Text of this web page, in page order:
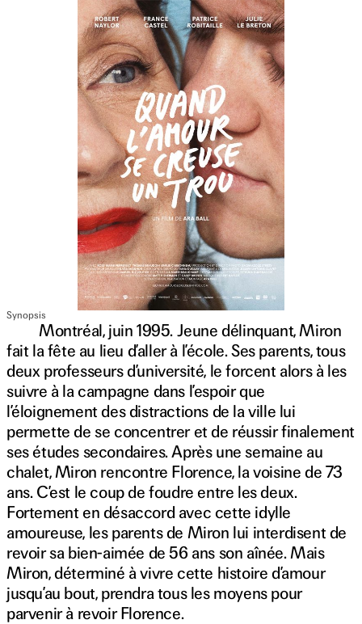
Synopsis
Montréal, juin 1995. Jeune délinquant, Miron
fait la fête au lieu d’aller à l’école. Ses parents, tous
deux professeurs d’université, le forcent alors à les
suivre à la campagne dans l’espoir que
l’éloignement des distractions de la ville lui
permette de se concentrer et de réussir finalement
ses études secondaires. Après une semaine au
chalet, Miron rencontre Florence, la voisine de 73
ans. C’est le coup de foudre entre les deux.
Fortement en désaccord avec cette idylle
amoureuse, les parents de Miron lui interdisent de
revoir sa bien-aimée de 56 ans son aînée. Mais
Miron, déterminé à vivre cette histoire d’amour
jusqu’au bout, prendra tous les moyens pour
parvenir à revoir Florence.